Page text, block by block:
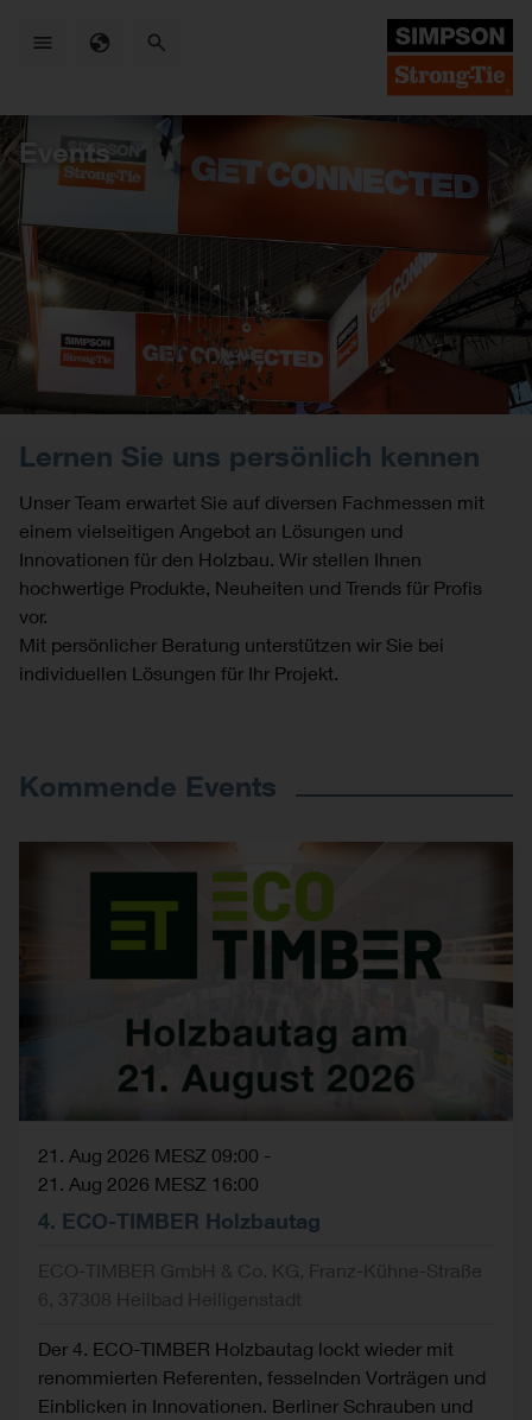
Events
Lernen Sie uns persönlich kennen
Unser Team erwartet Sie auf diversen Fachmessen mit
einem vielseitigen Angebot an Lösungen und
Innovationen für den Holzbau. Wir stellen Ihnen
hochwertige Produkte, Neuheiten und Trends für Profis
vor.
Mit persönlicher Beratung unterstützen wir Sie bei
individuellen Lösungen für Ihr Projekt.
Kommende Events
21. Aug 2026 MESZ 09:00 -
21. Aug 2026 MESZ 16:00
4. ECO-TIMBER Holzbautag
ECO-TIMBER GmbH & Co. KG, Franz-Kühne-Straße
6, 37308 Heilbad Heiligenstadt
Der 4. ECO-TIMBER Holzbautag lockt wieder mit
renommierten Referenten, fesselnden Vorträgen und
Einblicken in Innovationen. Berliner Schrauben und